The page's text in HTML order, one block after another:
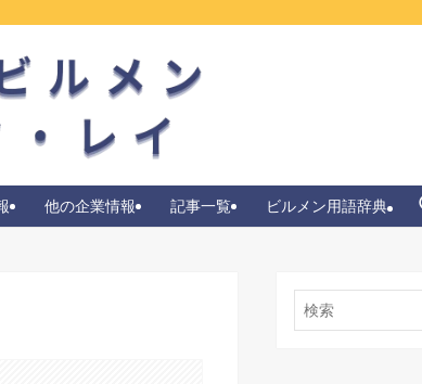
他の企業情報 記事一覧 ビルメン用語辞典